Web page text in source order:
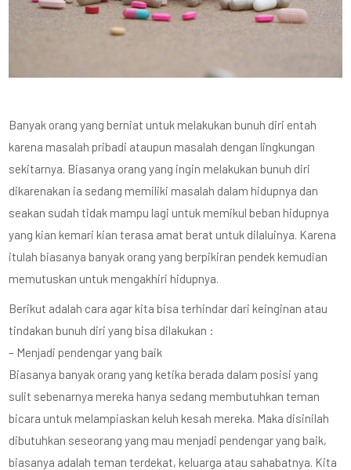
Banyak orang yang berniat untuk melakukan bunuh diri entah
karena masalah pribadi ataupun masalah dengan lingkungan
sekitarnya. Biasanya orang yang ingin melakukan bunuh diri
dikarenakan ia sedang memiliki masalah dalam hidupnya dan
seakan sudah tidak mampu lagi untuk memikul beban hidupnya
yang kian kemari kian terasa amat berat untuk dilaluinya. Karena
itulah biasanya banyak orang yang berpikiran pendek kemudian
memutuskan untuk mengakhiri hidupnya.
Berikut adalah cara agar kita bisa terhindar dari keinginan atau
tindakan bunuh diri yang bisa dilakukan :
– Menjadi pendengar yang baik
Biasanya banyak orang yang ketika berada dalam posisi yang
sulit sebenarnya mereka hanya sedang membutuhkan teman
bicara untuk melampiaskan keluh kesah mereka. Maka disinilah
dibutuhkan seseorang yang mau menjadi pendengar yang baik,
biasanya adalah teman terdekat, keluarga atau sahabatnya. Kita